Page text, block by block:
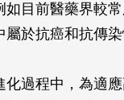
如目前醫藥界較
於抗癌和抗傳
過程中，為適